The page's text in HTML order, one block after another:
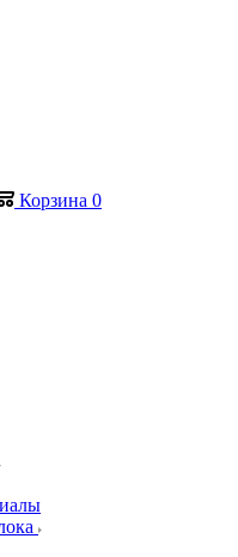
Корзина 0